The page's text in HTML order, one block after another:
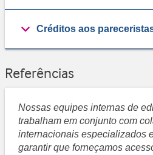
Créditos aos
Referências
Nossas equipes internas de
trabalham em conjunto com
internacionais especializados
garantir que forneçamos